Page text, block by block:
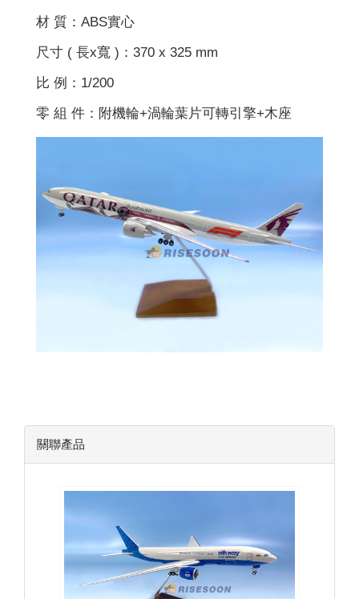
材 質：ABS實心
尺寸 ( 長x寬 )：370 x 325 mm
比 例：1/200
零 組 件：附機輪+渦輪葉片可轉引擎+木座
關聯產品